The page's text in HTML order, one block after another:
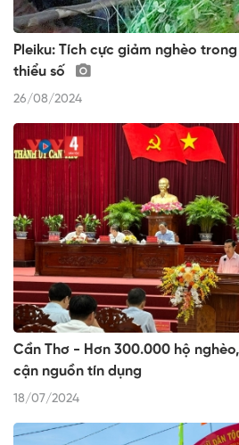
Pleiku: Tích cực giảm nghèo
thiểu số
26/08/2024
Cần Thơ - Hơn 300.000 hộ
cận nguồn tín dụng
18/07/2024